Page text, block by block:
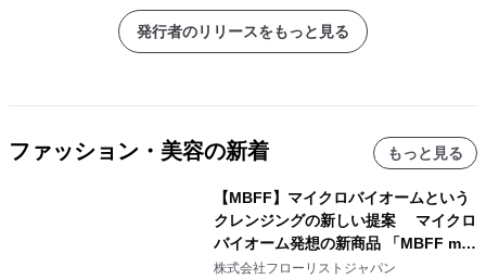
発行者のリリースをもっと見る
ファッション・美容の新着 もっと見る
【MBFF】マイクロバイオームという
クレンジングの新しい提案 マイクロ
バイオーム発想の新商品 「MBFF mb
クレンジングPRO」を2026年8月6日
株式会社フローリストジャパン